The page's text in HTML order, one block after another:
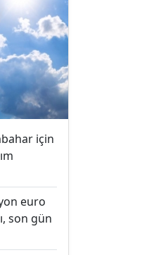
için
euro
son gün